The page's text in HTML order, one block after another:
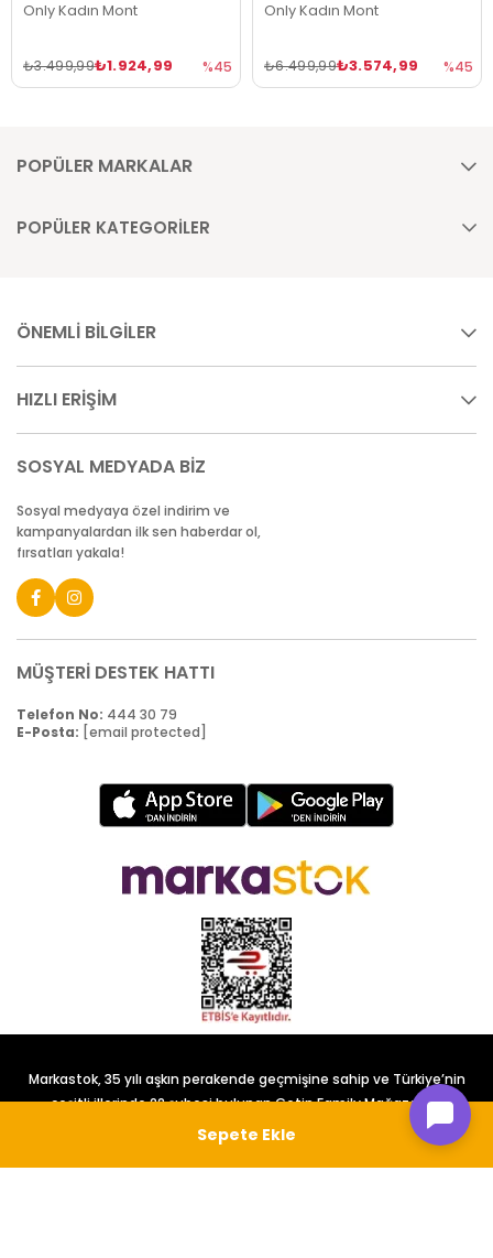
Only Kadın Mont
₺1.924,99
₺3.499,99 %45
Only Kadın Mont
₺3.574,99
₺6.499,99 %45
POPÜLER MARKALAR
POPÜLER KATEGORİLER
ÖNEMLİ BİLGİLER
HIZLI ERİŞİM
SOSYAL MEDYADA BİZ
Sosyal medyaya özel indirim ve
kampanyalardan ilk sen haberdar ol,
fırsatları yakala!
MÜŞTERİ DESTEK HATTI
Telefon No: 444 30 79
E-Posta: [email protected]
Markastok, 35 yılı aşkın perakende geçmişine sahip ve Türkiye’nin
çeşitli illerinde 22 şubesi bulunan Çetin Family Mağazacılık
tarafından kurulmuştur.